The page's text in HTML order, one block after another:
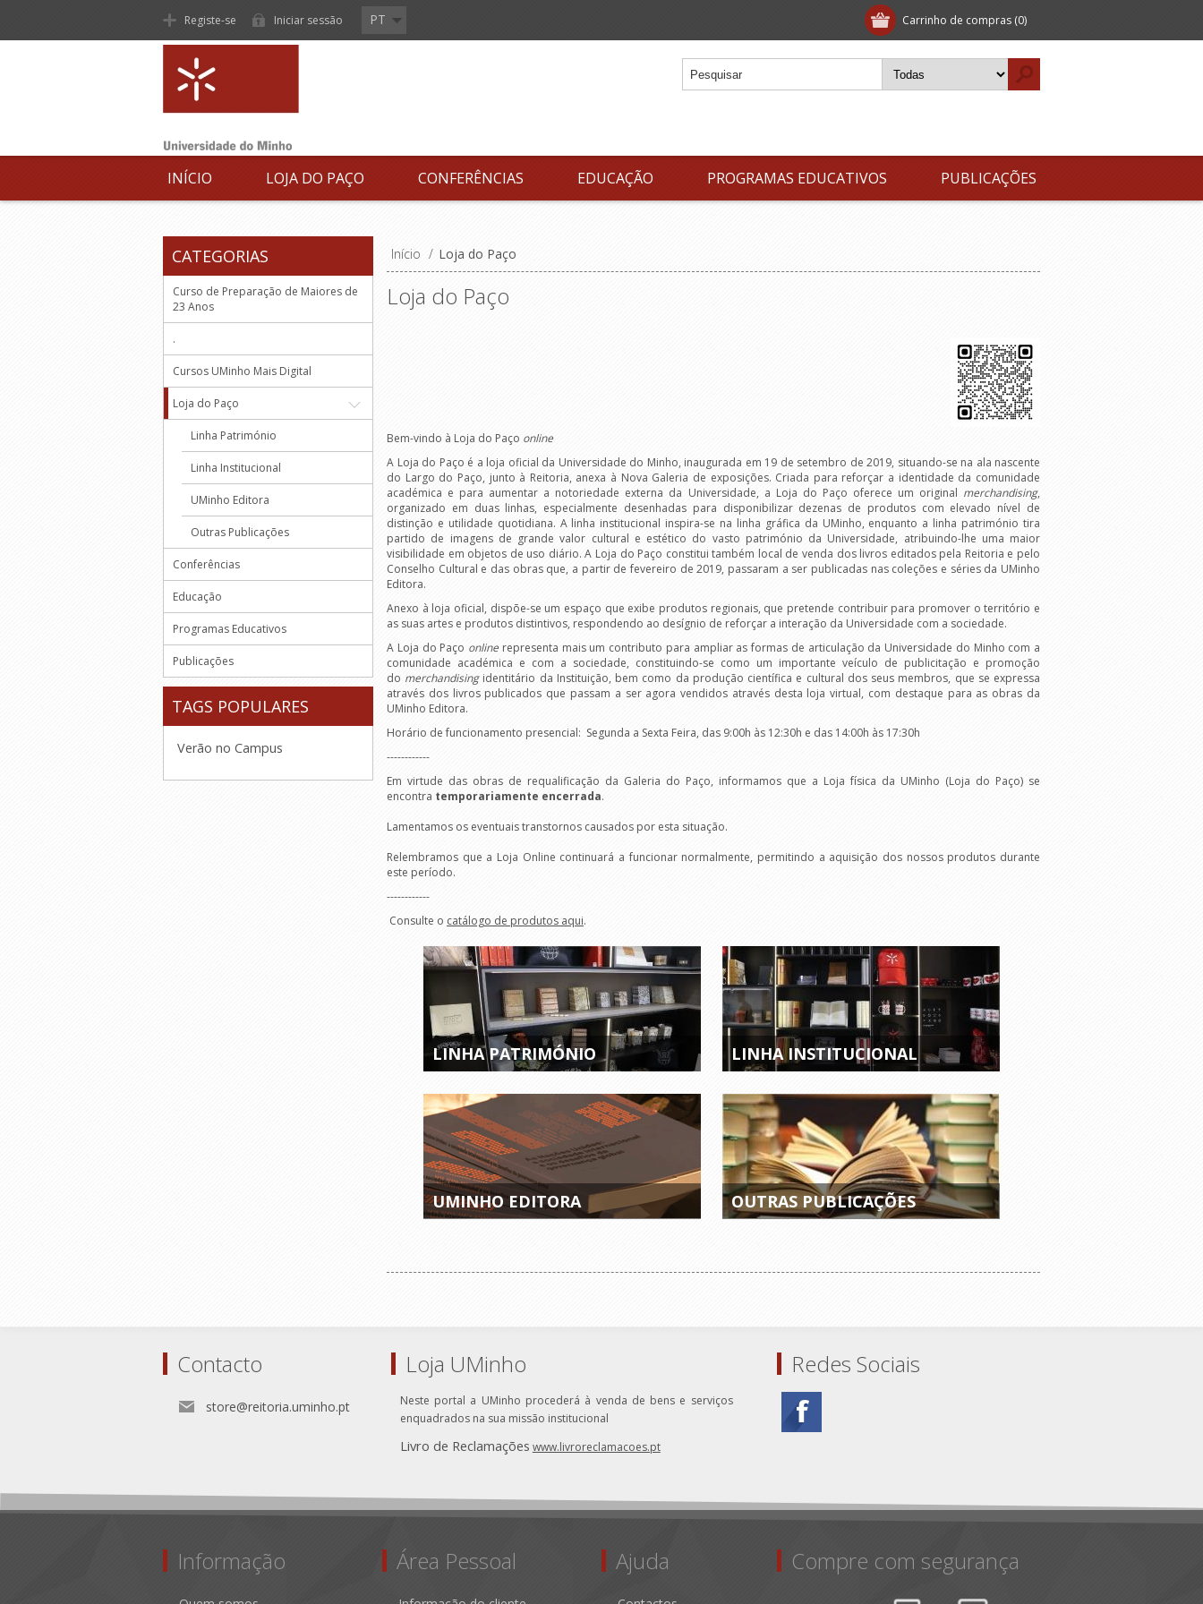
Carrinho de compras (0)
Registe-se Iniciar sessão PT
INÍCIO LOJA DO PAÇO CONFERÊNCIAS EDUCAÇÃO PROGRAMAS EDUCATIVOS PUBLICAÇÕES
Início / Loja do Paço
Loja do Paço
Bem-vindo à Loja do Paço online
A Loja do Paço é a loja oficial da Universidade do Minho, inaugurada em 19 de setembro de 2019, situando-se na ala nascente
do Largo do Paço, junto à Reitoria, anexa à Nova Galeria de exposições. Criada para reforçar a identidade da comunidade
académica e para aumentar a notoriedade externa da Universidade, a Loja do Paço oferece um original merchandising,
organizado em duas linhas, especialmente desenhadas para disponibilizar dezenas de produtos com elevado nível de
distinção e utilidade quotidiana. A linha institucional inspira-se na linha gráfica da UMinho, enquanto a linha património tira
partido de imagens de grande valor cultural e estético do vasto património da Universidade, atribuindo-lhe uma maior
visibilidade em objetos de uso diário. A Loja do Paço constitui também local de venda dos livros editados pela Reitoria e pelo
Conselho Cultural e das obras que, a partir de fevereiro de 2019, passaram a ser publicadas nas coleções e séries da UMinho
Editora.
Anexo à loja oficial, dispõe-se um espaço que exibe produtos regionais, que pretende contribuir para promover o território e
as suas artes e produtos distintivos, respondendo ao desígnio de reforçar a interação da Universidade com a sociedade.
A Loja do Paço online representa mais um contributo para ampliar as formas de articulação da Universidade do Minho com a
comunidade académica e com a sociedade, constituindo-se como um importante veículo de publicitação e promoção
do merchandisingidentitário da Instituição, bem como da produção científica e cultural dos seus membros, que se expressa
através dos livros publicados que passam a ser agora vendidos através desta loja virtual, com destaque para as obras da
UMinho Editora.
Horário de funcionamento presencial: Segunda a Sexta Feira, das 9:00h às 12:30h e das 14:00h às 17:30h
------------
Em virtude das obras de requalificação da Galeria do Paço, informamos que a Loja física da UMinho (Loja do Paço) se
encontra temporariamente encerrada.
Lamentamos os eventuais transtornos causados por esta situação.
Relembramos que a Loja Online continuará a funcionar normalmente, permitindo a aquisição dos nossos produtos durante
este período.
------------
Consulte o catálogo de produtos aqui.
LINHA PATRIMÓNIO LINHA INSTITUCIONAL
UMINHO EDITORA OUTRAS PUBLICAÇÕES
CATEGORIAS
Curso de Preparação de Maiores de
23 Anos
.
Cursos UMinho Mais Digital
Loja do Paço
Linha Património
Linha Institucional
UMinho Editora
Outras Publicações
Conferências
Educação
Programas Educativos
Publicações
TAGS POPULARES
Verão no Campus
Contacto
store@reitoria.uminho.pt
Loja UMinho
Neste portal a UMinho procederá à venda de bens e serviços
enquadrados na sua missão institucional
Livro de Reclamações www.livroreclamacoes.pt
Redes Sociais
Informação Área Pessoal Ajuda Compre com segurança